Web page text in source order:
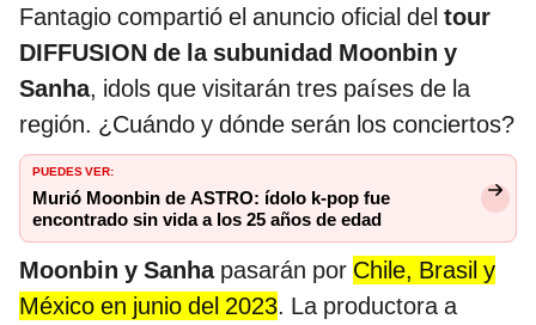
Fantagio compartió el anuncio oficial del tour
DIFFUSION de la subunidad Moonbin y
Sanha, idols que visitarán tres países de la
región. ¿Cuándo y dónde serán los conciertos?
PUEDES VER:
Murió Moonbin de ASTRO: ídolo k-pop fue
encontrado sin vida a los 25 años de edad
Moonbin y Sanhapasarán por Chile, Brasil y
México en junio del 2023. La productora a